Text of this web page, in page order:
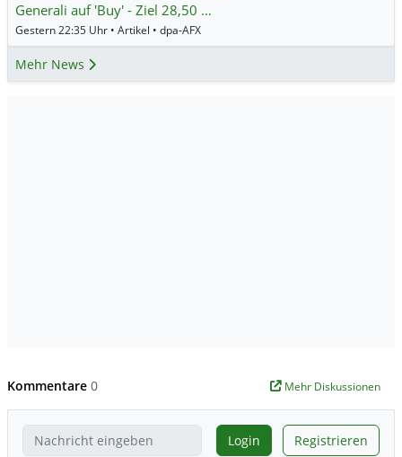
Generali auf 'Buy' - Ziel 28,50 …
Gestern 22:35 Uhr • Artikel • dpa-AFX
Mehr News
Kommentare 0 Mehr Diskussionen
Login Registrieren